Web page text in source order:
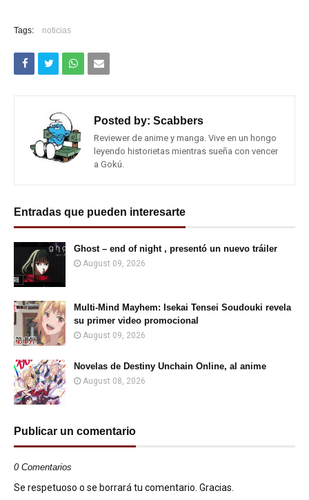
Tags: noticias
Posted by: Scabbers
Reviewer de anime y manga. Vive en un hongo
leyendo historietas mientras sueña con vencer
a Gokú.
Entradas que pueden interesarte
Ghost – end of night , presentó un nuevo tráiler
August 09, 2026
Multi-Mind Mayhem: Isekai Tensei Soudouki revela
su primer video promocional
August 09, 2026
Novelas de Destiny Unchain Online, al anime
August 08, 2026
Publicar un comentario
0 Comentarios
Se respetuoso o se borrará tu comentario. Gracias.